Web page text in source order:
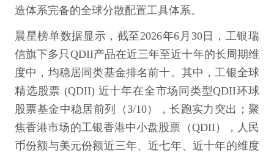
造体系完备的全球分散配置工具体系。
晨星榜单数据显示，截至2026年6月30日，工银瑞
信旗下多只QDII产品在近三年至近十年的长周期维
度中，均稳居同类基金排名前十。其中，工银全球
精选股票 (QDII) 近十年在全市场同类型QDII环球
股票基金中稳居前列（3/10），长跑实力突出；聚
焦香港市场的工银香港中小盘股票（QDII），人民
币份额与美元份额近三年、近七年、近十年的维度